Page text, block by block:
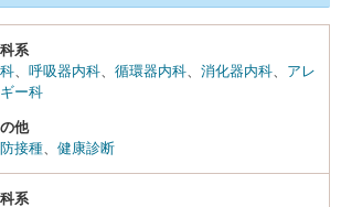
系
、 呼吸器内科、 循環器内科、 消化器内科、 アレ
ー科
他
接種、 健康診断
系